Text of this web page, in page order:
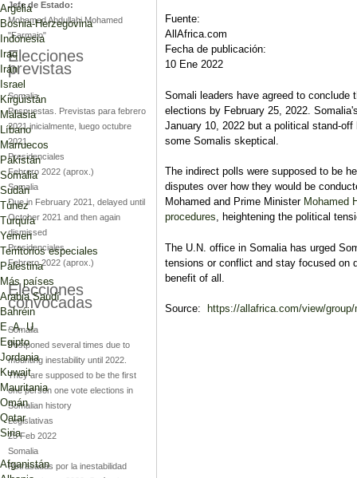
Fuente:
AllAfrica.com
Fecha de publicación:
10 Ene 2022
Somali leaders have agreed to conclude
elections by February 25, 2022.
January 10, 2022 but a political stand-
some Somalis skeptical.
The indirect polls were supposed to be
disputes over how they would be
Mohamed and Prime Minister Mohamed
procedures, heightening the political
The U.N. office in Somalia has urged
tensions or conflict and stay focused on
benefit of all.
Source: https://allafrica.com/view/
Argelia
Bosnia-Herzegovina
Indonesia
Iraq
Irán
Israel
Kirguistán
Malasia
Líbano
Marruecos
Pakistán
Somalia
Sudán
Túnez
Turquía
Yemen
Territorios especiales
Palestina
Más países
Arabia Saudí
Bahréin
E. A. U.
Egipto
Jordania
Kuwait
Mauritania
Omán
Qatar
Siria
Afganistán
Jefe de Estado:
Mohamed Abdullahi Mohamed
"Farmajo"
Elecciones
previstas
Somalia
Pospuestas. Previstas para febrero
2021 inicialmente, luego octubre
2021
Presidenciales
Febrero 2022 (aprox.)
Somalia
Due in February 2021, delayed until
October 2021 and then again
dismissed
Presidenciales
Febrero 2022 (aprox.)
Elecciones
convocadas
Somalia
Postponed several times due to
mounting inestability until 2022.
They are supposed to be the first
one person one vote elections in
Somalian history
Legislativas
25 Feb 2022
Somalia
Retrasadas por la inestabilidad